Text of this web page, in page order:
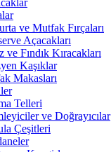
ve Mutfak Fırçaları
Açacakları
ve Fındık Kıracakları
Kaşıklar
Makasları
Telleri
ve Doğrayıcılar
Çeşitleri